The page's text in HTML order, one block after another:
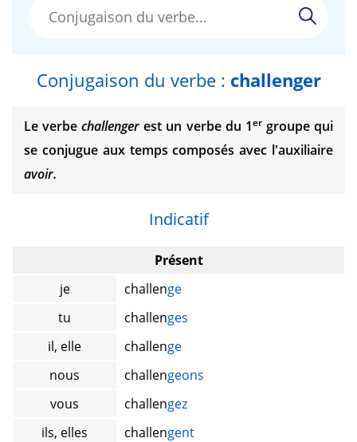
Conjugaison du verbe : challenger
Le verbechallenger est un verbe du 1ergroupe qui
se conjugue aux temps composés avec l'auxiliaire
avoir.
Indicatif
Présent
je
challenge
tu
challenges
il, elle
challenge
nous
challengeons
vous
challengez
ils, elles
challengent